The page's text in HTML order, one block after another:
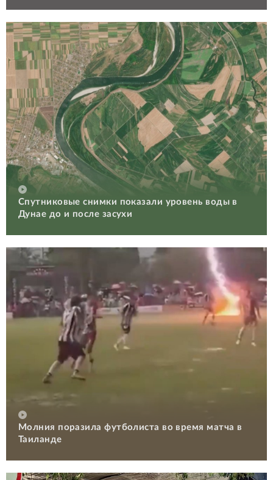
Спутниковые снимки показали уровень воды в
Дунае до и после засухи
Молния поразила футболиста во время матча в
Таиланде